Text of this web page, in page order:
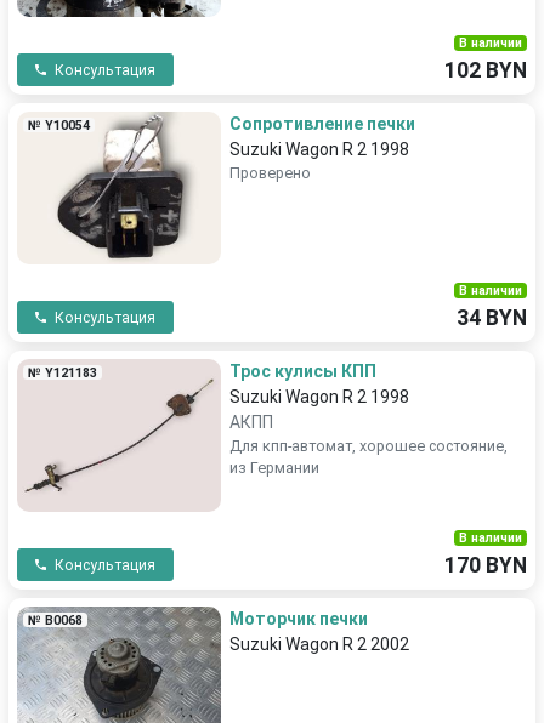
Консультация
В наличии
102 BYN
№ Y10054
Сопротивление печки
Suzuki Wagon R 2 1998
Проверено
Консультация
В наличии
34 BYN
№ Y121183
Трос кулисы КПП
Suzuki Wagon R 2 1998
АКПП
Для кпп-автомат, хорошее состояние,
из Германии
Консультация
В наличии
170 BYN
№ B0068
Моторчик печки
Suzuki Wagon R 2 2002